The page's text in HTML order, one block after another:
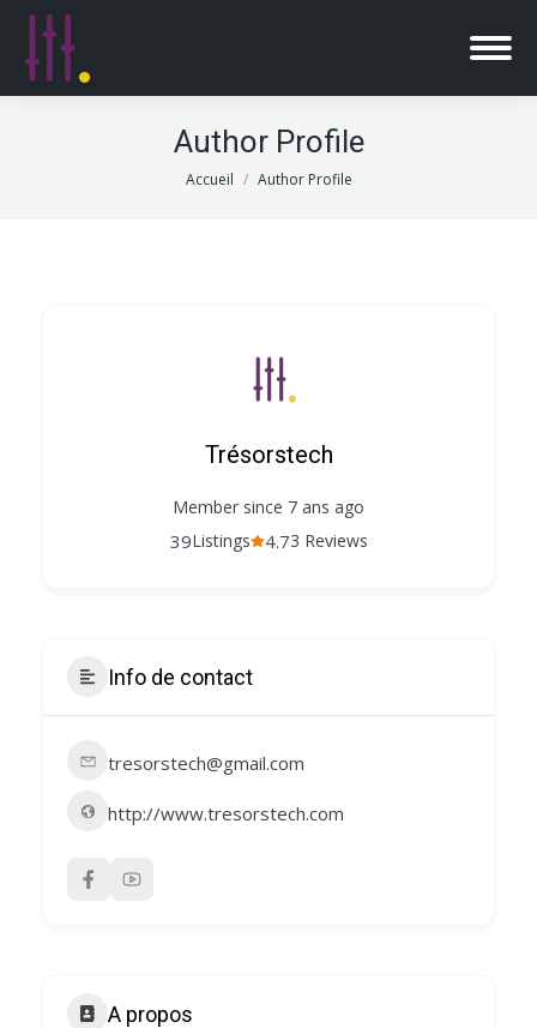
Author Profile
Vous êtes ici :
Accueil Author Profile
Trésorstech
Member since 7 ans ago
4.73 Reviews
39Listings
Info de contact
tresorstech@gmail.com
http://www.tresorstech.com
A propos